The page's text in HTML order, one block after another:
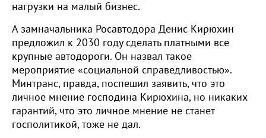
нагрузки на малый бизнес.
А замначальника Росавтодора Денис Кирюхин
предложил к 2030 году сделать платными все
крупные автодороги. Он назвал такое
мероприятие «социальной справедливостью».
Минтранс, правда, поспешил заявить, что это
личное мнение господина Кирюхина, но никаких
гарантий, что это личное мнение не станет
госполитикой, тоже не дал.